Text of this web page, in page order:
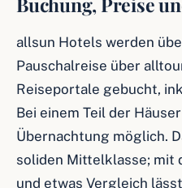
allsun Hotels werden
Pauschalreise über
Reiseportale gebucht,
Bei einem Teil der
Übernachtung möglich.
soliden Mittelklasse; mit
und etwas Vergleich